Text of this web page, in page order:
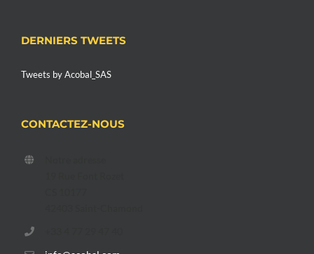
DERNIERS TWEETS
Tweets by Acobal_SAS
CONTACTEZ-NOUS